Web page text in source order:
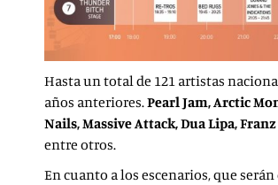
Hasta un total de 121 artistas
años anteriores.Pearl Jam, Arctic
Nails, Massive Attack, Dua Lipa,
entre otros.
En cuanto a los escenarios, que